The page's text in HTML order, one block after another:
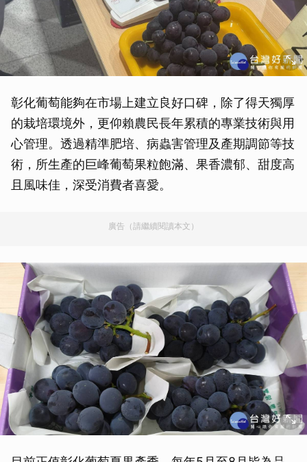
彰化葡萄能夠在市場上建立良好口碑，除了得天獨厚
的栽培環境外，更仰賴農民長年累積的專業技術與用
心管理。透過精準肥培、病蟲害管理及產期調節等技
術，所生產的巨峰葡萄果粒飽滿、果香濃郁、甜度高
且風味佳，深受消費者喜愛。
廣告（請繼續閱讀本文）